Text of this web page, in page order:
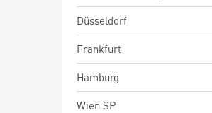
Düsseldorf
Frankfurt
Hamburg
Wien SP